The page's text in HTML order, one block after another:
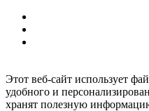
Этот веб-сайт использует
удобного и
хранят полезную